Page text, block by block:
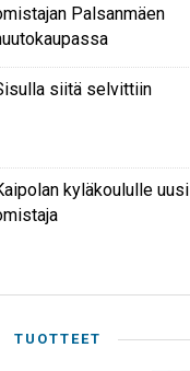
Palsanmäen
siitä selvittiin
kyläkoululle uusi
TUOTTEET